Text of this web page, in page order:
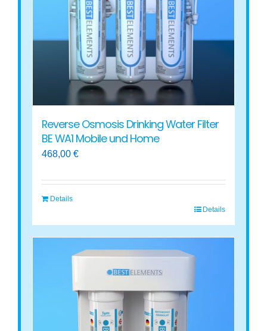
Reverse Osmosis Drinking Water Filter
BE WA1 Mobile und Home
468,00€
Details
Details